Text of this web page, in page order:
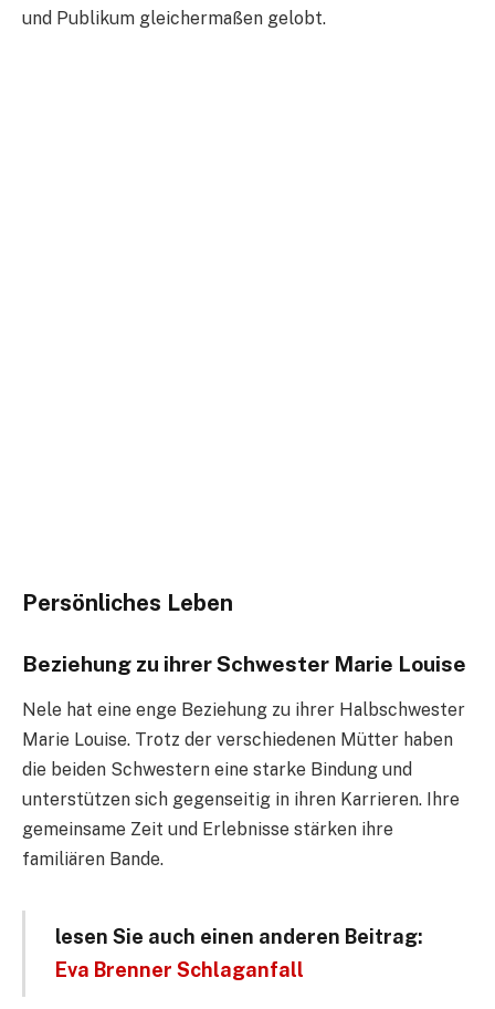
und Publikum gleichermaßen gelobt.
Persönliches Leben
Beziehung zu ihrer Schwester Marie Louise
Nele hat eine enge Beziehung zu ihrer Halbschwester
Marie Louise. Trotz der verschiedenen Mütter haben
die beiden Schwestern eine starke Bindung und
unterstützen sich gegenseitig in ihren Karrieren. Ihre
gemeinsame Zeit und Erlebnisse stärken ihre
familiären Bande.
lesen Sie auch einen anderen Beitrag:
Eva Brenner Schlaganfall